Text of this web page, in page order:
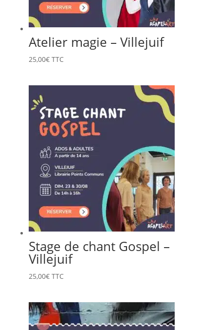
Atelier magie – Villejuif
25,00€ TTC
Stage de chant Gospel –
Villejuif
25,00€ TTC